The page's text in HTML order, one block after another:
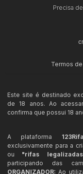
Precisa
Termos
Este site é destinado
de 18 anos. Ao
confirma que possui 18
A plataforma
exclusivamente para a
ou "rifas
participando das
ORGANIZADOR: Ao